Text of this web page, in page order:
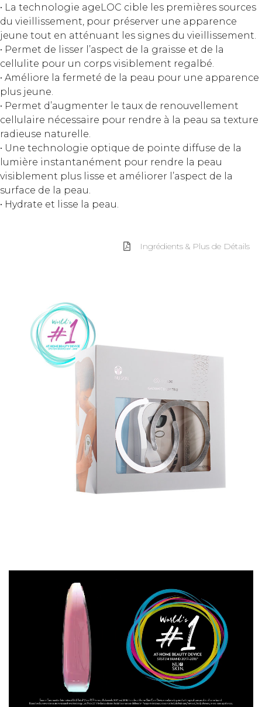
• La technologie ageLOC cible les premières sources
du vieillissement, pour préserver une apparence
jeune tout en atténuant les signes du vieillissement.
• Permet de lisser l’aspect de la graisse et de la
cellulite pour un corps visiblement regalbé.
• Améliore la fermeté de la peau pour une apparence
plus jeune.
• Permet d’augmenter le taux de renouvellement
cellulaire nécessaire pour rendre à la peau sa texture
radieuse naturelle.
• Une technologie optique de pointe diffuse de la
lumière instantanément pour rendre la peau
visiblement plus lisse et améliorer l’aspect de la
surface de la peau.
• Hydrate et lisse la peau.
Ingrédients & Plus de Détails